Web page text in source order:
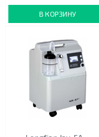
В КОРЗИНУ